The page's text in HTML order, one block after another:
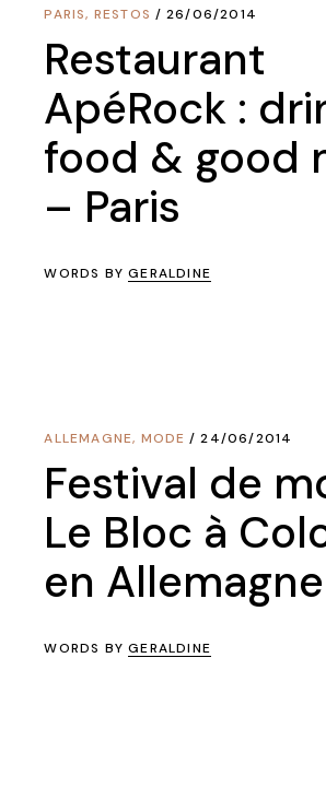
PARIS, RESTOS 26/06/2014
Restaurant
ApéRock :
food & good
– Paris
WORDS BYGERALDINE
ALLEMAGNE, MODE 24/06/2014
Festival de
Le Bloc à
en Allemagne
WORDS BYGERALDINE